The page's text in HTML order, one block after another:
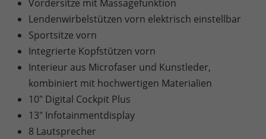
Vordersitze mit Massagefunktion
Lendenwirbelstützen vorn elektrisch einstellbar
Sportsitze vorn
Integrierte Kopfstützen vorn
Interieur aus Microfaser und Kunstleder,
kombiniert mit hochwertigen Materialien
10" Digital Cockpit Plus
13" Infotainmentdisplay
8 Lautsprecher